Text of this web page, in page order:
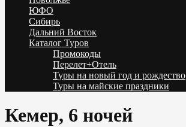
ЮФО
Сибирь
Дальний Восток
Каталог Туров
Промокоды
Перелет+Отель
Туры на новый год и рождество
Туры на майские праздники
Кемер, 6 ночей